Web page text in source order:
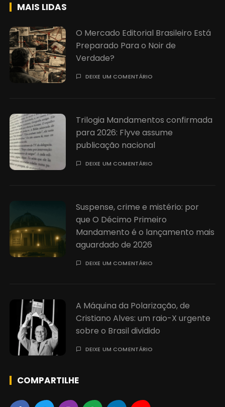
MAIS LIDAS
O Mercado Editorial Brasileiro Está
Preparado Para o Noir de
Verdade?
DEIXE UM COMENTÁRIO
Trilogia Mandamentos confirmada
para 2026: Flyve assume
publicação nacional
DEIXE UM COMENTÁRIO
Suspense, crime e mistério: por
que O Décimo Primeiro
Mandamento é o lançamento mais
aguardado de 2026
DEIXE UM COMENTÁRIO
A Máquina da Polarização, de
Cristiano Alves: um raio-X urgente
sobre o Brasil dividido
DEIXE UM COMENTÁRIO
COMPARTILHE